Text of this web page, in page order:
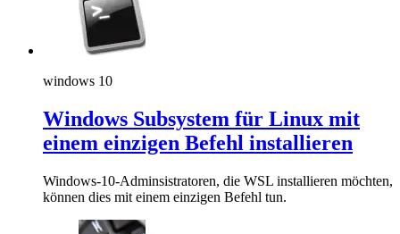
windows 10
Windows Subsystem für Linux mit
einem einzigen Befehl installieren
Windows-10-Adminsistratoren, die WSL installieren möchten,
können dies mit einem einzigen Befehl tun.